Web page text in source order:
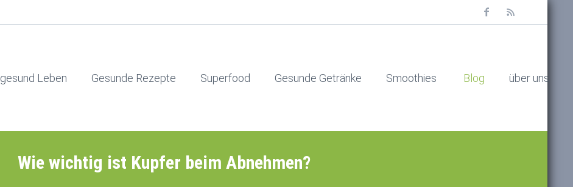
gesund Leben Gesunde Rezepte Superfood Gesunde Getränke Smoothies Blog über uns
Wie wichtig ist Kupfer beim Abnehmen?